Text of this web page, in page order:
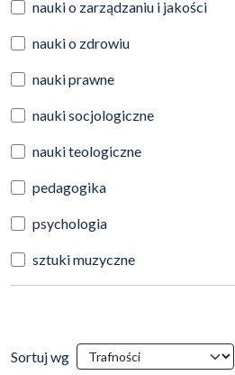
nauki o zarządzaniu i jakości
nauki o zdrowiu
nauki prawne
nauki socjologiczne
nauki teologiczne
pedagogika
psychologia
sztuki muzyczne
Wyniki wyszukiwania
Sortuj wg
(automatyczne przeładowanie treści)